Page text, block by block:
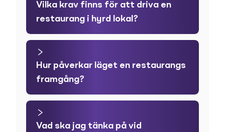
Vilka krav finns för att driva en
restaurang i hyrd lokal?
Hur påverkar läget en restaurangs
framgång?
Vad ska jag tänka på vid